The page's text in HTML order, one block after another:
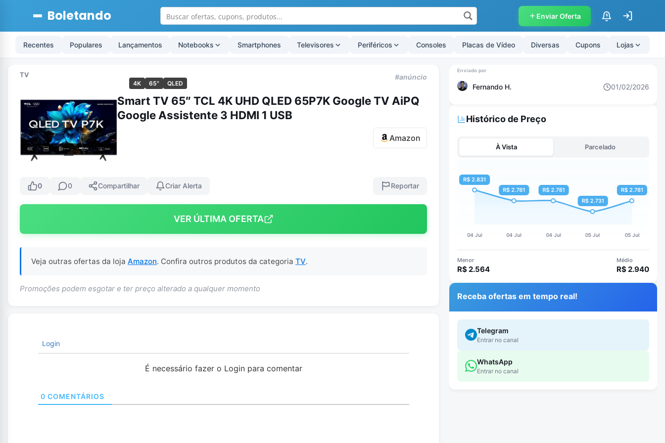
Boletando Enviar Oferta $
Recentes Populares Lançamentos Notebooks Smartphones Televisores Periféricos Consoles Placas de Vídeo Diversas Cupons Lojas
TV
4K 65" QLED
#anúncio
Smart TV 65″ TCL 4K UHD QLED 65P7K Google TV AiPQ
Google Assistente 3 HDMI 1 USB
Amazon
0 0 Compartilhar Criar Alerta Reportar
VER ÚLTIMA OFERTA
Veja outras ofertas da loja Amazon. Confira outros produtos da categoria TV.
Promoções podem esgotar e ter preço alterado a qualquer momento
Login
É necessário fazer o Login para comentar
0 COMENTÁRIOS
Fernando H. 01/02/2026
Histórico de Preço
À Vista Parcelado
Menor
R$ 2.564
Médio
R$ 2.940
Receba ofertas em tempo real!
Telegram
Entrar no canal
WhatsApp
Entrar no canal